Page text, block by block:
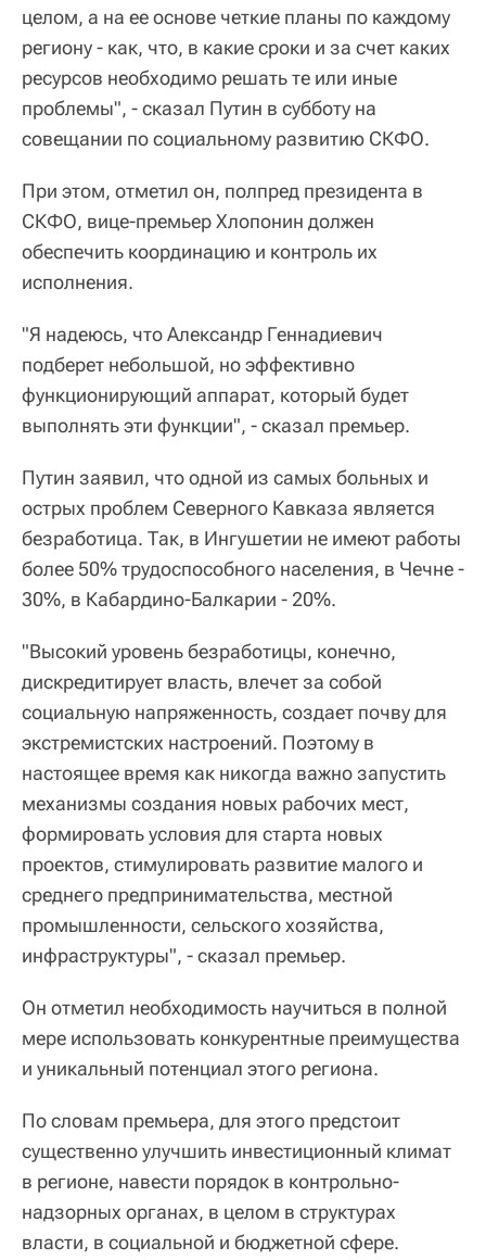
целом, а на ее основе четкие планы по каждому
региону - как, что, в какие сроки и за счет каких
ресурсов необходимо решать те или иные
проблемы", - сказал Путин в субботу на
совещании по социальному развитию СКФО.
При этом, отметил он, полпред президента в
СКФО, вице-премьер Хлопонин должен
обеспечить координацию и контроль их
исполнения.
"Я надеюсь, что Александр Геннадиевич
подберет небольшой, но эффективно
функционирующий аппарат, который будет
выполнять эти функции", - сказал премьер.
Путин заявил, что одной из самых больных и
острых проблем Северного Кавказа является
безработица. Так, в Ингушетии не имеют работы
более 50% трудоспособного населения, в Чечне -
30%, в Кабардино-Балкарии - 20%.
"Высокий уровень безработицы, конечно,
дискредитирует власть, влечет за собой
социальную напряженность, создает почву для
экстремистских настроений. Поэтому в
настоящее время как никогда важно запустить
механизмы создания новых рабочих мест,
формировать условия для старта новых
проектов, стимулировать развитие малого и
среднего предпринимательства, местной
промышленности, сельского хозяйства,
инфраструктуры", - сказал премьер.
Он отметил необходимость научиться в полной
мере использовать конкурентные преимущества
и уникальный потенциал этого региона.
По словам премьера, для этого предстоит
существенно улучшить инвестиционный климат
в регионе, навести порядок в контрольно-
надзорных органах, в целом в структурах
власти, в социальной и бюджетной сфере.